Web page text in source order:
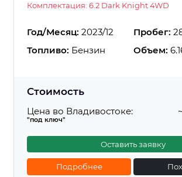
Комплектация: 6.2 Dark Knight 4WD
Год/Месяц: 2023/12 Пробег:
Топливо: Бензин Объем:
Стоимость
Цена во Владивостоке:
"под ключ"
Оставить заявку
Подробнее